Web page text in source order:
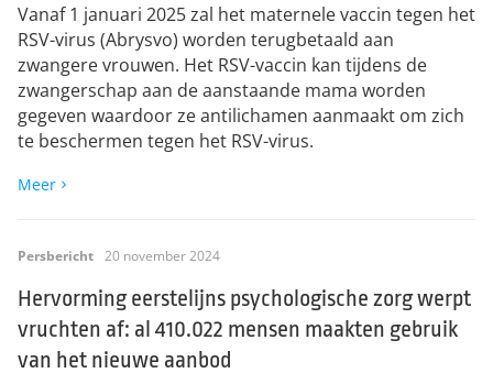
Vanaf 1 januari 2025 zal het maternele vaccin tegen het
RSV-virus (Abrysvo) worden terugbetaald aan
zwangere vrouwen. Het RSV-vaccin kan tijdens de
zwangerschap aan de aanstaande mama worden
gegeven waardoor ze antilichamen aanmaakt om zich
te beschermen tegen het RSV-virus. ​
Meer
Persbericht 20 november 2024
Hervorming eerstelijns psychologische zorg werpt
vruchten af: al 410.022 mensen maakten gebruik
van het nieuwe aanbod